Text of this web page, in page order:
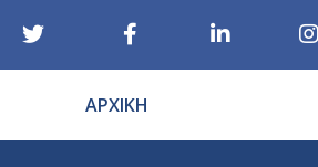
ΑΡΧΙΚΗ